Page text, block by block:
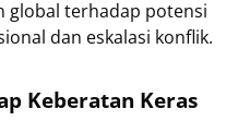
global terhadap potensi
dan eskalasi konflik.
Keberatan Keras